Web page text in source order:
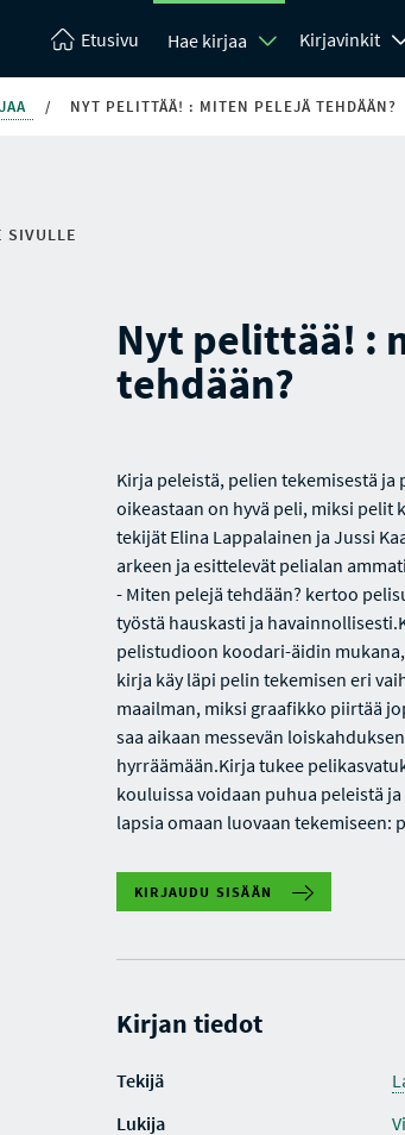
Etusivu Hae kirjaa Kirjavinkit
/ NYT PELITTÄÄ! : MITEN PELEJÄ TEHDÄÄN?
SIVULLE
Nyt pelittää! :
tehdään?
Kirja peleistä, pelien tekemisestä
oikeastaan on hyvä peli, miksi pelit
tekijät Elina Lappalainen ja Jussi
arkeen ja esittelevät pelialan
- Miten pelejä tehdään? kertoo
työstä hauskasti ja
pelistudioon koodari-äidin
kirja käy läpi pelin tekemisen eri
maailman, miksi graafikko piirtää
saa aikaan messevän
hyrräämään.Kirja tukee
kouluissa voidaan puhua peleistä
lapsia omaan luovaan
KIRJAUDU SISÄÄN
Kirjan tiedot
Tekijä
Lukija